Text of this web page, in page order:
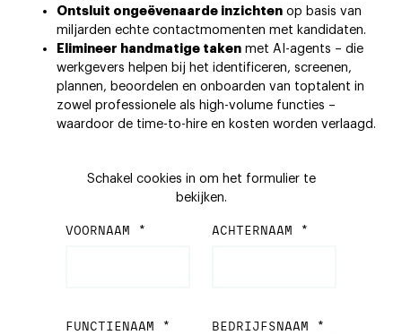
Ontsluit ongeëvenaarde inzichten op basis van
miljarden echte contactmomenten met kandidaten.
Elimineer handmatige taken met AI-agents – die
werkgevers helpen bij het identificeren, screenen,
plannen, beoordelen en onboarden van toptalent in
zowel professionele als high-volume functies –
waardoor de time-to-hire en kosten worden verlaagd.
Schakel cookies in om het formulier te
bekijken.